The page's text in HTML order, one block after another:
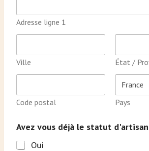
Adresse ligne 1
Ville État /
Code postal Pays
Avez vous déjà le statut
Oui